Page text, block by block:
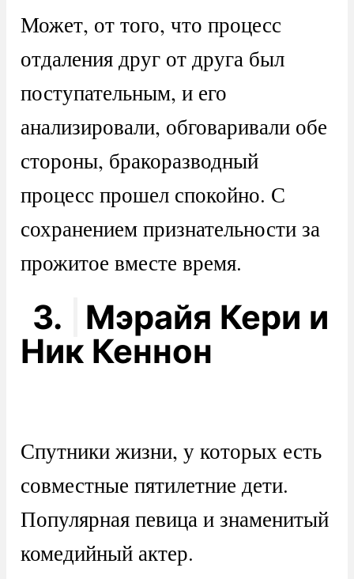
Может, от того, что процесс
отдаления друг от друга был
поступательным, и его
анализировали, обговаривали обе
стороны, бракоразводный
процесс прошел спокойно. С
сохранением признательности за
прожитое вместе время.
3.
Мэрайя Кери и
Ник Кеннон
Спутники жизни, у которых есть
совместные пятилетние дети.
Популярная певица и знаменитый
комедийный актер.